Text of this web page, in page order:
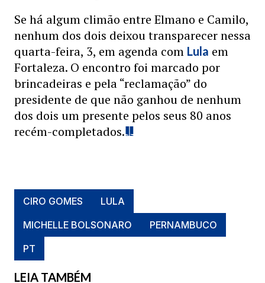
Se há algum climão entre Elmano e Camilo,
nenhum dos dois deixou transparecer nessa
quarta-feira, 3, em agenda com Lula em
Fortaleza. O encontro foi marcado por
brincadeiras e pela “reclamação” do
presidente de que não ganhou de nenhum
dos dois um presente pelos seus 80 anos
recém-completados.
CIRO GOMES
LULA
MICHELLE BOLSONARO
PERNAMBUCO
PT
LEIA TAMBÉM